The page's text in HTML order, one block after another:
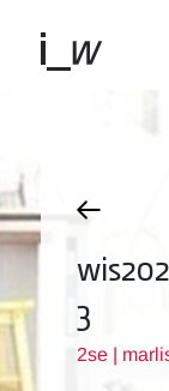
3
2se |